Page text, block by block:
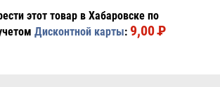
этот товар в Хабаровске по
Дисконтной карты: 9,00PУБ.